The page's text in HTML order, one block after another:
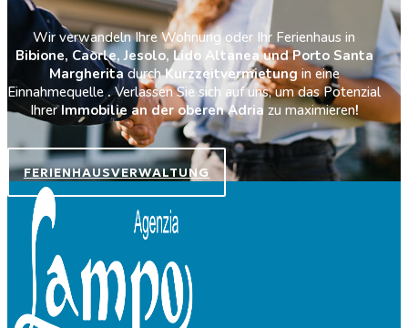
Wir verwandeln Ihre Wohnung oder Ihr Ferienhaus in
Bibione, Caorle, Jesolo, Lido Altanea und Porto Santa
MargheritadurchKurzzeitvermietung in eine
Einnahmequelle.Verlassen Sie sich auf uns, um das Potenzial
IhrerImmobilie an der oberen Adriazu maximieren!
FERIENHAUSVERWALTUNG